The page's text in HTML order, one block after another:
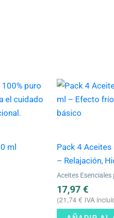
ml
Pack 4
– Relajación,
Aceites
17,97 €
(21,74 € IVA